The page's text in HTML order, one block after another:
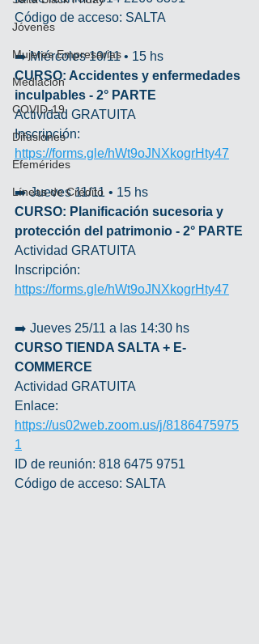
Jóvenes
Mujeres Empresarias
Mediación
COVID-19
Difusiones
Efemérides
Líneas de Crédito
Código de acceso: SALTA
➡️ Miércoles 10/11 • 15 hs
CURSO: Accidentes y enfermedades
inculpables - 2° PARTE
Actividad GRATUITA
Inscripción:
https://forms.gle/hWt9oJNXkogrHty47
➡️ Jueves 11/11 • 15 hs
CURSO: Planificación sucesoria y
protección del patrimonio - 2° PARTE
Actividad GRATUITA
Inscripción:
https://forms.gle/hWt9oJNXkogrHty47
➡️ Jueves 25/11 a las 14:30 hs
CURSO TIENDA SALTA + E-
COMMERCE
Actividad GRATUITA
Enlace:
https://us02web.zoom.us/j/8186475975
1
ID de reunión: 818 6475 9751
Código de acceso: SALTA